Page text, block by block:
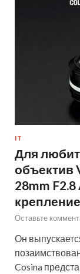
IT
Для
объектив
28mm F2.8
Оставьте
Он
Cosina